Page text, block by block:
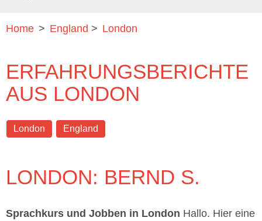
Home > England > London
ERFAHRUNGSBERICHTE
AUS LONDON
London England
LONDON: BERND S.
Sprachkurs und Jobben in London Hallo. Hier eine